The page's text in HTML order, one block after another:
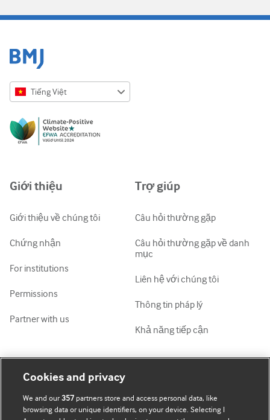
Tiếng Việt
Русский
ქართული
Giới thiệu
Giới thiệu về chúng tôi
Chứng nhận
For institutions
Permissions
Partner with us
Trợ giúp
Câu hỏi thường gặp
Câu hỏi thường gặp về danh
mục
Liên hệ với chúng tôi
Thông tin pháp lý
Khả năng tiếp cận
Tài khoản của tôi
Đăng ký mua BMJ company
Cookies and privacy
We and our357 partners store and access personal data, like
browsing data or unique identifiers, on your device. Selecting I